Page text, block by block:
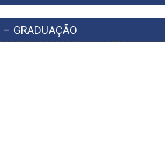
– GRADUAÇÃO